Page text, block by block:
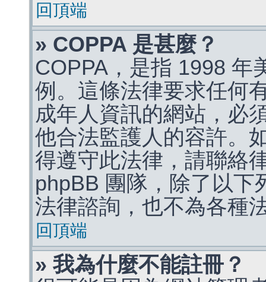
回頂端
» COPPA 是甚麼？
COPPA，是指 1998 年
例。這條法律要求任何
成年人資訊的網站，必
他合法監護人的容許。
得遵守此法律，請聯絡
phpBB 團隊，除了以下
法律諮詢，也不為各種
回頂端
» 我為什麼不能註冊？